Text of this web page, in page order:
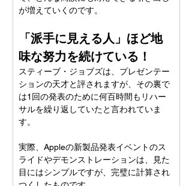
が増えていくのです。
「派手に見える人」ほど地
味な努力を続けている！
スティーブ・ジョブズは、プレゼンテー
ションの天才と評されますが、その裏で
は1回の発表のために何百時間もリハー
サルを繰り返していたと言われていま
す。
実際、Appleの新製品発表イベントのス
ライドやデモンストレーションは、見た
目にはシンプルですが、完璧に計算され